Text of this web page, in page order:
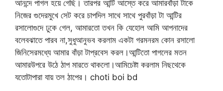
আনন্দে পাগল হয়ে গেছি। তারপর আন্টি আস্তে করে আমারবাঁড়া টাকে
নিজের গুদেরমুখে সেট করে চাপদিল সাথে সাথে পুরবাঁড়া টা আন্টির
রসালোগুদে ঢুকে গেল, আমারতো তখন কি যেহোল আমি আপনাদের
বলেবঝাতে পারব না,সুধুআনুভব করলাম একটা গরমনরম কোন রসালো
জিনিসেরমধ্যে আমার বাঁড়া টাপ্রবেস করল।আন্টিতো পাগলের মতন
আমারউপরে উঠে ঠাপ মারতে থাকলো।আমিচেষ্টা করলাম নিছথেকে
যতোটাপারা যায় তল ঠাপের। choti boi bd